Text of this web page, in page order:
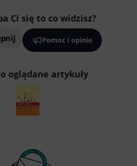
Ci się to co widzisz?
Pomoc i opinie
oglądane artykuły